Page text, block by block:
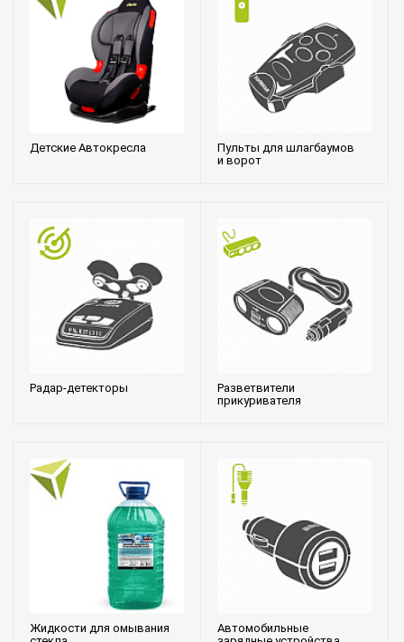
Детские Автокресла
Пульты для шлагбаумов
и ворот
Радар-детекторы
Разветвители
прикуривателя
Жидкости для омывания
Автомобильные